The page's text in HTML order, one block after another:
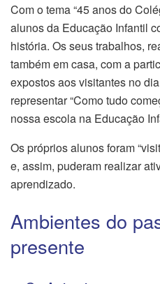
Com o tema “45 anos do
alunos da Educação Infantil
história. Os seus trabalhos,
também em casa, com a
expostos aos visitantes no
representar “Como tudo
nossa escola na Educação
Os próprios alunos foram
e, assim, puderam realizar
aprendizado.
Ambientes do
presente